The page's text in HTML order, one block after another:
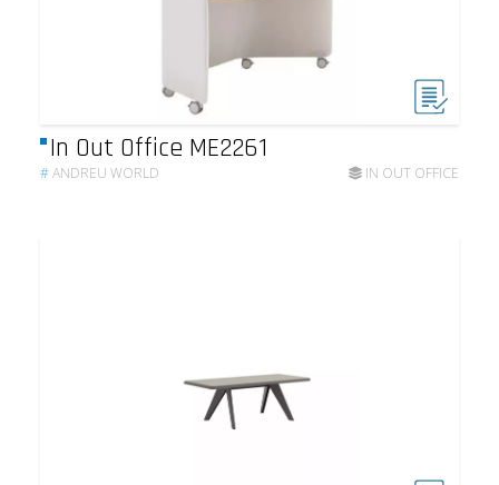
In Out Office ME2261
#ANDREU WORLD IN OUT OFFICE